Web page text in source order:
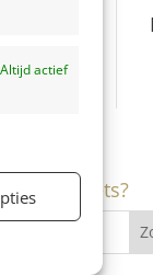
Altijd actief
Altijd actief
Zoekt u iets?